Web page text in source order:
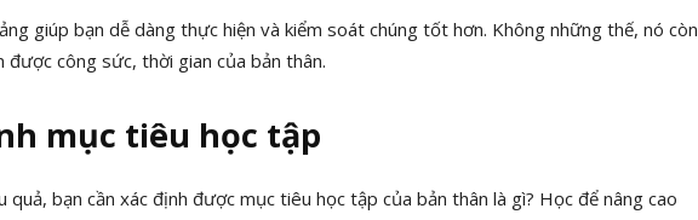
giúp bạn dễ dàng thực hiện và kiểm soát chúng tốt hơn. Không những thế, nó còn
được công sức, thời gian của bản thân.
mục tiêu học tập
quả, bạn cần xác định được mục tiêu học tập của bản thân là gì? Học để nâng cao